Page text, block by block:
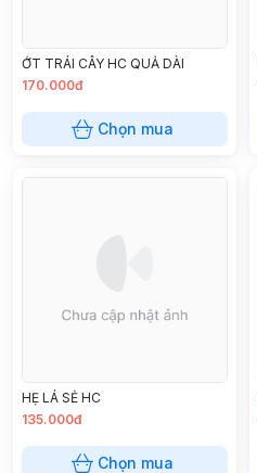
ỚT TRÁI CÂY HC QUẢ DÀI
170.000đ
Chọn mua
HẸ LÁ SẺ HC
135.000đ
Chọn mua